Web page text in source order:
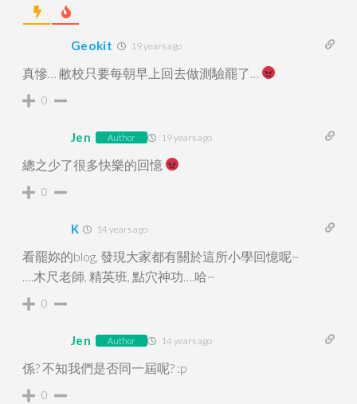
Geokit 19 years ago
真慘… 敝校只要每朝早上回去做測驗罷了…
0
Jen Author 19 years ago
總之少了很多快樂的回憶
0
K 14 years ago
看罷妳的blog, 發現大家都有關於這所小學回憶呢~
….木尺老師, 精英班, 點穴神功….哈~
0
Jen Author 14 years ago
係? 不知我們是否同一屆呢? :p
0